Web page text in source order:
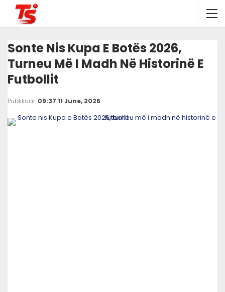
Sonte Nis Kupa E Botës 2026,
Turneu Më I Madh Në Historinë E
Futbollit
Publikuar 09:37 11 June, 2026